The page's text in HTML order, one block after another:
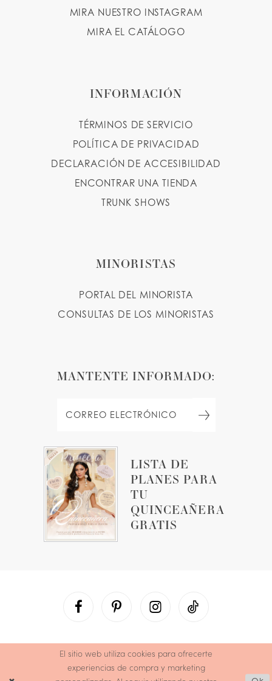
LISTA DE
PLANES PARA
TU
QUINCEAÑERA
GRATIS
MIRA NUESTRO INSTAGRAM
MIRA EL CATÁLOGO
INFORMACIÓN
TÉRMINOS DE SERVICIO
POLÍTICA DE PRIVACIDAD
DECLARACIÓN DE ACCESIBILIDAD
ENCONTRAR UNA TIENDA
TRUNK SHOWS
MINORISTAS
PORTAL DEL MINORISTA
CONSULTAS DE LOS MINORISTAS
MANTENTE INFORMADO:
El sitio web utiliza cookies para ofrecerte
experiencias de compra y marketing